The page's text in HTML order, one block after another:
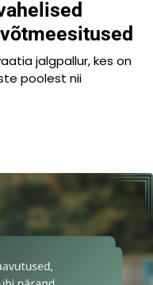
jalgpallur, kes on
poolest nii